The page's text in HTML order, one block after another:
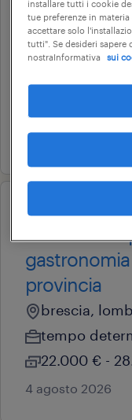
banconista
brescia (bs)
brescia,
tempo
23.200 € -
5 agosto 2026
operational
addetto al
provincia
brescia,
tempo
22.000 € -
4 agosto 2026
installare tutti i cookie
tue preferenze in
accettare solo
tutti". Se desideri sapere
nostraInformativa
sui